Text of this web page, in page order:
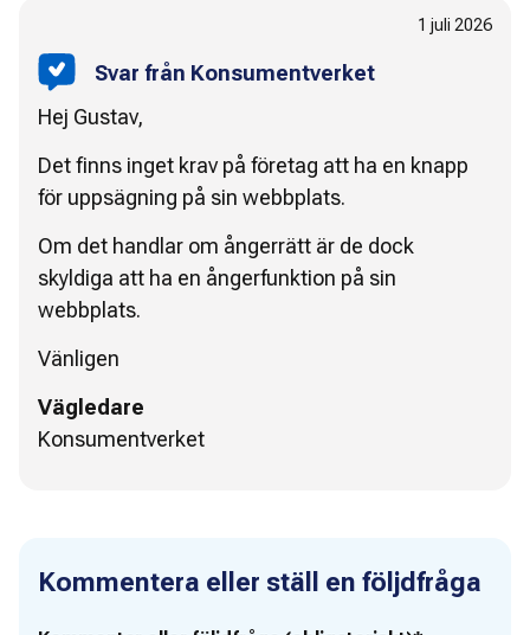
Svar från Konsumentverket
1 juli 2026
Hej Gustav,
Det finns inget krav på företag att ha en knapp
för uppsägning på sin webbplats.
Om det handlar om ångerrätt är de dock
skyldiga att ha en ångerfunktion på sin
webbplats.
Vänligen
Vägledare
Konsumentverket
Kommentera eller ställ en följdfråga